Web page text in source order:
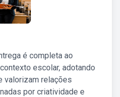
é completa ao
escolar, adotando
valorizam relações
por criatividade e